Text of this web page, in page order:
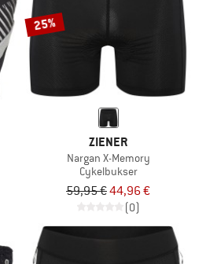
25%
ZIENER
Nargan X-Memory
Cykelbukser
59,95 €44,96 €
(0)